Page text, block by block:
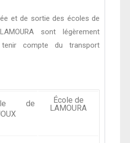
et de sortie des écoles de
sont légèrement
compte du transport
de
École de
LAMOURA